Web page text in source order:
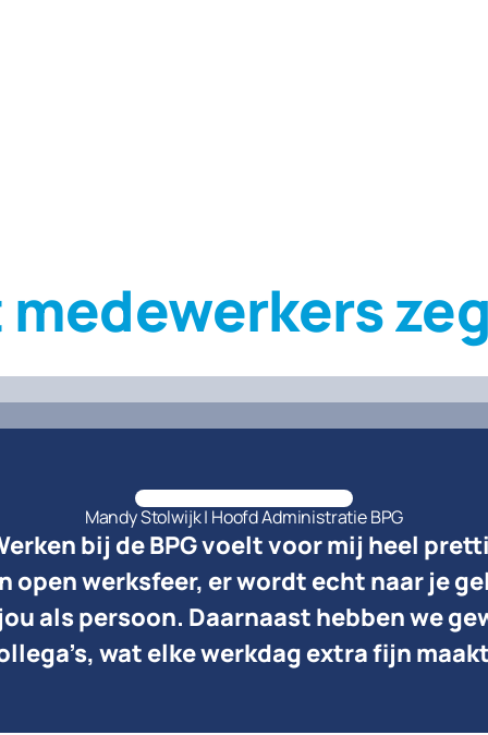
medewerkers
Mandy Stolwijk | Hoofd Administratie BPG
bij de BPG voelt voor mij heel
open werksfeer, er wordt echt naar je
als persoon. Daarnaast hebben we
wat elke werkdag extra fijn
is dat je volop de ruimte krijgt om te
genomen én je fijne collega’s om je
maak ik deel uit van de Bema
in vlees en vleeswaren ben ik
Samen met de ruime ervaring
dienstverlening voortdurend naar een